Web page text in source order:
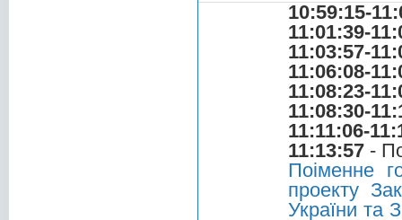
10:59:15-
11:01:39-
11:03:57-
11:06:08-
11:08:23-
11:08:30-
11:11:06-
11:13:57 -
Поіменне
проекту
України та